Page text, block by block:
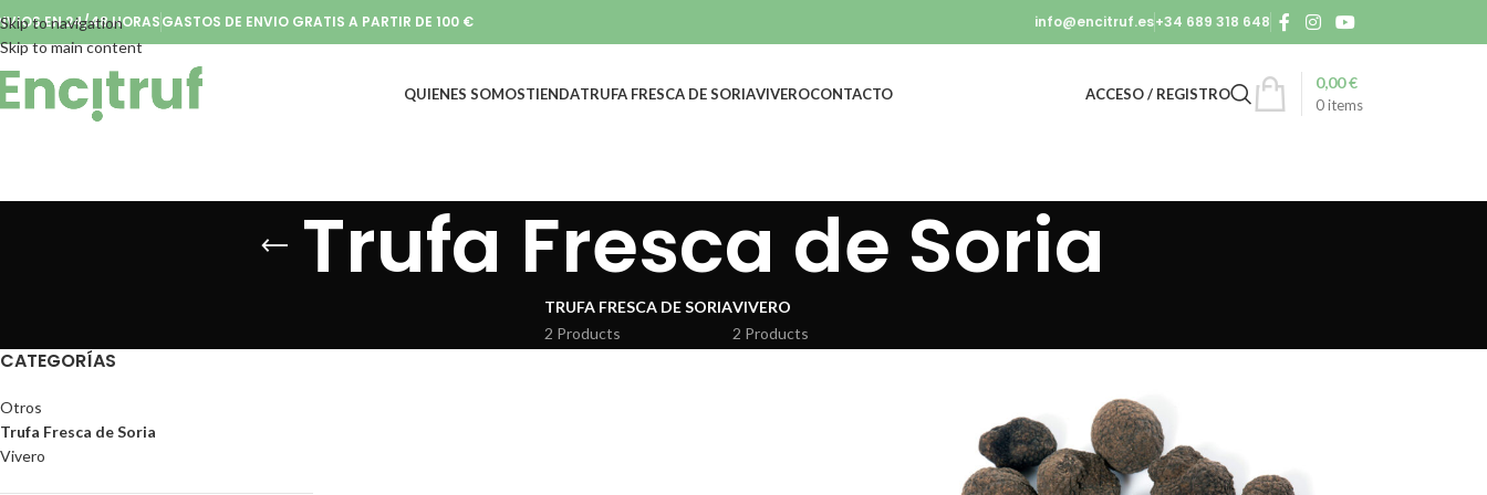
Skip to navigation
Skip to main content
EN 24/48 HORASGASTOS DE ENVIO GRATIS A PARTIR DE 100 € info@encitruf.es+34 689 318 648
QUIENES SOMOSTIENDATRUFA FRESCA DE SORIAVIVEROCONTACTO ACCESO / REGISTRO
0items
0,00€
Trufa Fresca de Soria
TRUFA FRESCA DE SORIA
2 Products
VIVERO
2 Products
CATEGORÍAS
Otros
Trufa Fresca de Soria
Vivero